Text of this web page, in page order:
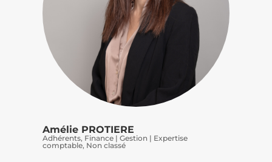
Amélie PROTIERE
Adhérents, Finance | Gestion | Expertise
comptable, Non classé